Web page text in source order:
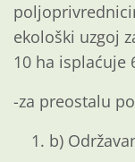
ekološki uzgoj
10 ha isplaćuje
-za preostalu
b)